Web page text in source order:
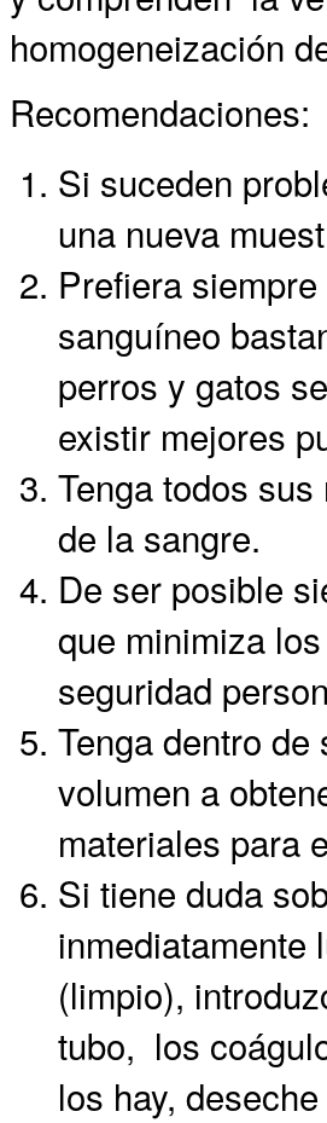
homogeneización
Recomendaciones:
Si suceden
una nueva
Prefiera
sanguíneo
perros y gatos
existir mejores
Tenga todos
de la sangre.
De ser posible
que minimiza
seguridad
Tenga dentro
volumen a
materiales para
Si tiene duda
inmediatamente
(limpio),
tubo, los
los hay,